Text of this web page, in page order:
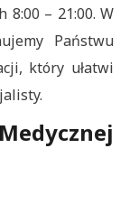
8:00 – 21:00. W
Państwu
który ułatwi